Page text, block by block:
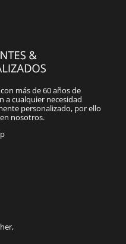
más de 60 años de
a cualquier necesidad
personalizado, por ello
nosotros.